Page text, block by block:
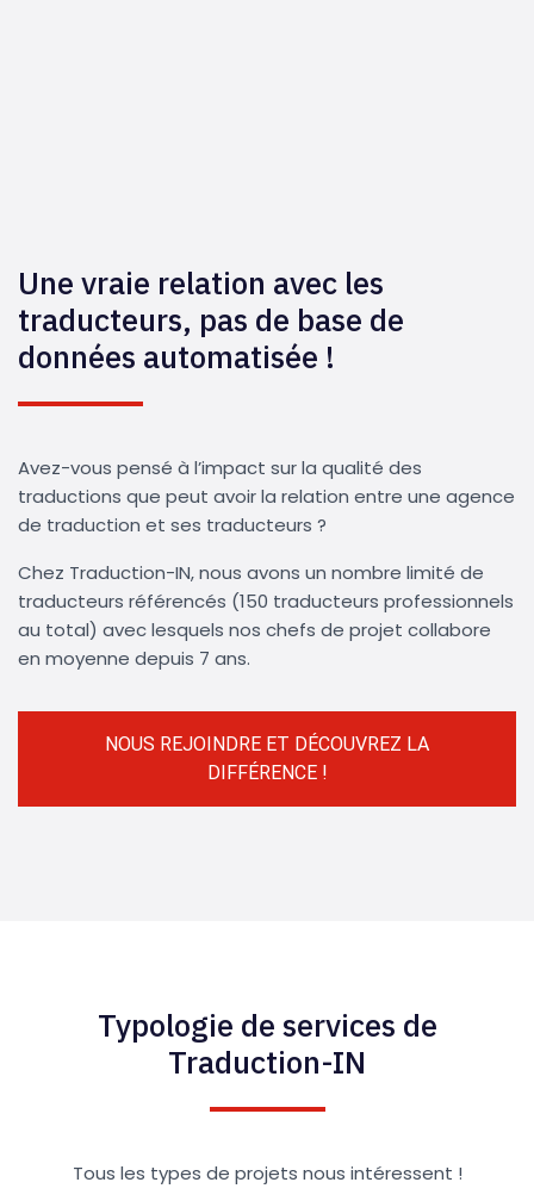
Une vraie relation avec les
traducteurs, pas de base de
données automatisée !
Avez-vous pensé à l’impact sur la qualité des
traductions que peut avoir la relation entre une agence
de traduction et ses traducteurs ?
Chez Traduction-IN, nous avons un nombre limité de
traducteurs référencés (150 traducteurs professionnels
au total) avec lesquels nos chefs de projet collabore
en moyenne depuis 7 ans.
NOUS REJOINDRE ET DÉCOUVREZ LA
DIFFÉRENCE !
Typologie de services de
Traduction-IN
Tous les types de projets nous intéressent !